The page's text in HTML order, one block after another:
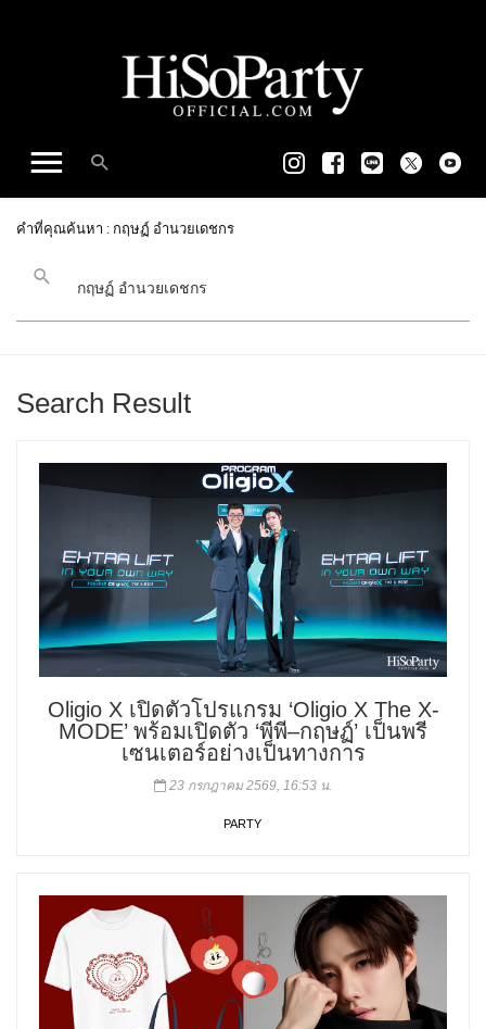
คำที่คุณค้นหา : กฤษฏ์ อำนวยเดชกร
Search Result
Oligio X เปิดตัวโปรแกรม ‘Oligio X The X-
MODE’ พร้อมเปิดตัว ‘พีพี–กฤษฏ์’ เป็นพรี
เซนเตอร์อย่างเป็นทางการ
23 กรกฎาคม 2569, 16:53 น.
PARTY